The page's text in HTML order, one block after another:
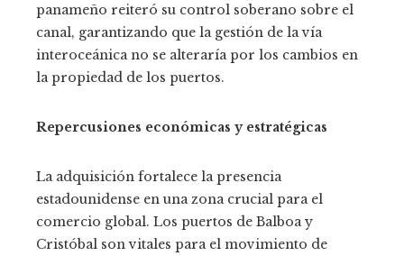
panameño reiteró su control soberano sobre el
canal, garantizando que la gestión de la vía
interoceánica no se alteraría por los cambios en
la propiedad de los puertos.
Repercusiones económicas y estratégicas
La adquisición fortalece la presencia
estadounidense en una zona crucial para el
comercio global. Los puertos de Balboa y
Cristóbal son vitales para el movimiento de